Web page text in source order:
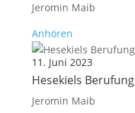
Jeromin Maib
Anhören
11. Juni 2023
Hesekiels Berufung
Jeromin Maib